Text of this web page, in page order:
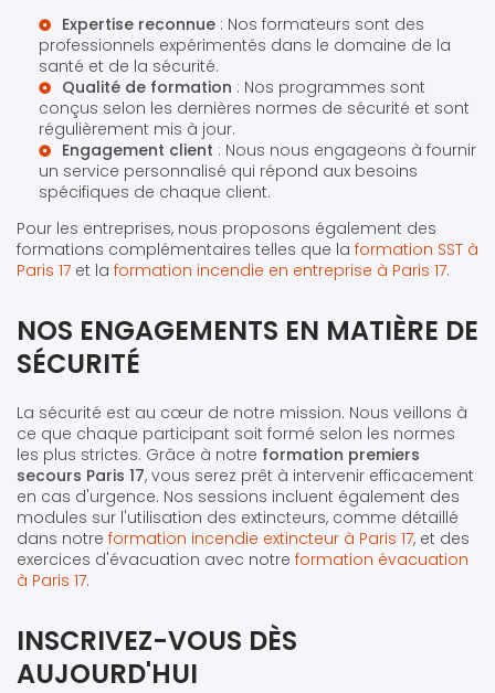
Expertise reconnue : Nos formateurs sont des
professionnels expérimentés dans le domaine de la
santé et de la sécurité.
Qualité de formation : Nos programmes sont
conçus selon les dernières normes de sécurité et sont
régulièrement mis à jour.
Engagement client : Nous nous engageons à fournir
un service personnalisé qui répond aux besoins
spécifiques de chaque client.
Pour les entreprises, nous proposons également des
formations complémentaires telles que la formation SST à
Paris 17 et la formation incendie en entreprise à Paris 17.
NOS ENGAGEMENTS EN MATIÈRE DE
SÉCURITÉ
La sécurité est au cœur de notre mission. Nous veillons à
ce que chaque participant soit formé selon les normes
les plus strictes. Grâce à notre formation premiers
secours Paris 17, vous serez prêt à intervenir efficacement
en cas d'urgence. Nos sessions incluent également des
modules sur l'utilisation des extincteurs, comme détaillé
dans notre formation incendie extincteur à Paris 17, et des
exercices d'évacuation avec notre formation évacuation
à Paris 17.
INSCRIVEZ-VOUS DÈS
AUJOURD'HUI